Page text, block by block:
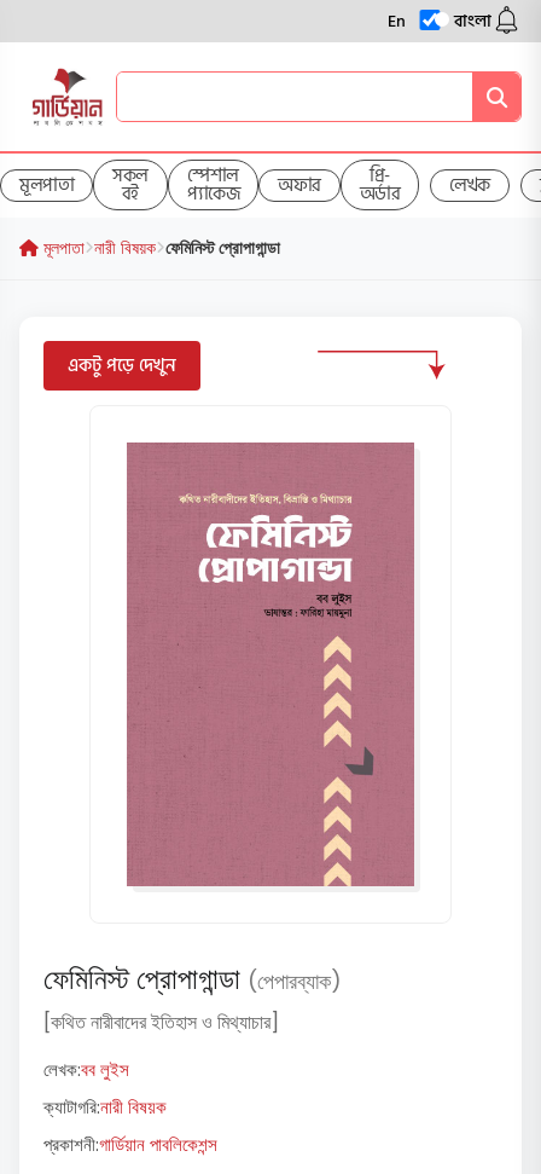
En বাংলা
মূলপাতা সকল
বই
স্পেশাল
প্যাকেজ অফার প্রি-
অর্ডার লেখক
মূলপাতা নারী বিষয়ক ফেমিনিস্ট প্রোপাগান্ডা
একটু পড়ে দেখুন
ফেমিনিস্ট প্রোপাগান্ডা (পেপারব্যাক)
[কথিত নারীবাদের ইতিহাস ও মিথ্যাচার]
লেখক:বব লুইস
ক্যাটাগরি:নারী বিষয়ক
প্রকাশনী:গার্ডিয়ান পাবলিকেশন্স